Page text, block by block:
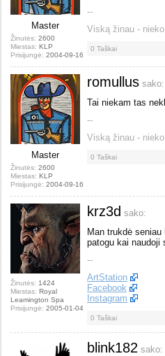
Master
Žinutės: 2600
Miestas: KLP
Prisijungė: 2004-09-16
--
Viską žinau -
0 Taškai
Master
Žinutės: 2600
Miestas: KLP
Prisijungė: 2004-09-16
romullus sako:
Tai niekam tas
--
Viską žinau -
0 Taškai
Žinutės: 1424
Miestas: Royal
Leamington Spa
Prisijungė: 2005-01-04
krz3d sako:
Man trukdė
patogu kai naudoji
--
ArtStation
Facebook
Instagram
0 Taškai
blink182 sako: